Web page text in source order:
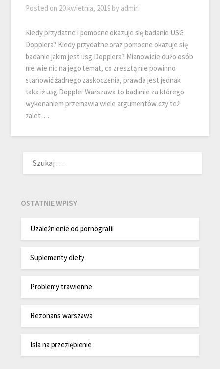
Posted on 20 kwietnia, 2019 by admin
Kiedy przydatne i pomocne okazuje się badanie USG
Dopplera? Kiedy przydatne oraz pomocne okazuje się
badanie jakim jest usg Dopplera? Mianowicie dużo osób
nie wie nic na jego temat, co zresztą nie powinno
stanowić żadnego zaskoczenia, prawda jest jednak
taka iż usg Doppler Warszawa to badanie za którego
wykonaniem przemawia wiele argumentów czy też
zalet….
OSTATNIE WPISY
Uzależnienie od pornografii
Suplementy diety
Problemy trawienne
Rezonans warszawa
Isla na przeziębienie